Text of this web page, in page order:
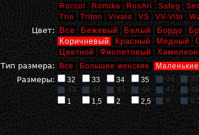
Roccol
Romika RusAri Sateg
Trio
Triton Vivalo VS VV-Vito
Цвет: Все Бежевый Белый Бордо
Коричневый
Красный Медный
Цветной
Фиолетовый Хамелеон
Тип размера:
Все Большие женские
Размеры: 32 33 34 35 36 37
43
44 45 46 47 48
1
1,5 2 2,5 8